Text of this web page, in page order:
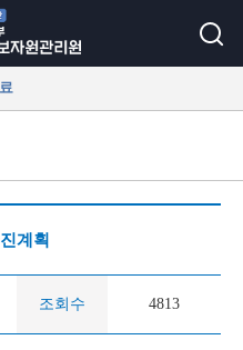
계획
조회수 4813